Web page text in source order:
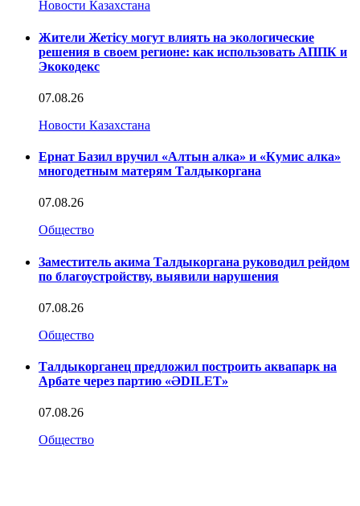
Новости Казахстана
Жители Жетісу могут влиять на экологические
решения в своем регионе: как использовать АППК и
Экокодекс
07.08.26
Новости Казахстана
Ернат Базил вручил «Алтын алка» и «Кумис алка»
многодетным матерям Талдыкоргана
07.08.26
Общество
Заместитель акима Талдыкоргана руководил рейдом
по благоустройству, выявили нарушения
07.08.26
Общество
Талдыкорганец предложил построить аквапарк на
Арбате через партию «ӘDILET»
07.08.26
Общество